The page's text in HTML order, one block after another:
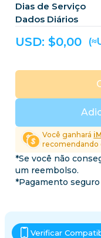
Dias de Serviço
Dados Diários
USD: $0,00
Você ganhará
recomendando
*Se você não
um reembolso.
*Pagamento
Verificar